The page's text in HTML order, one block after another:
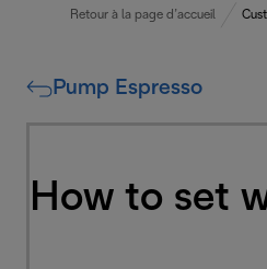
Retour à la page d’accueil
Pump Espresso
How to set